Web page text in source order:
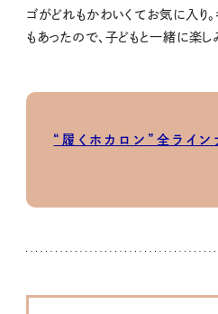
ゴがどれもかわいくてお気に入り
もあったので、子どもと一緒に楽し
“履くホカロン”全ライン